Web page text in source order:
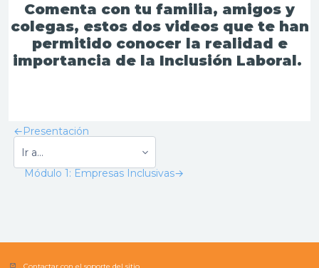
Comenta con tu familia, amigos y
colegas, estos dos videos que te han
permitido conocer la realidad e
importancia de la Inclusión Laboral.
← Presentación
→
Módulo 1: Empresas Inclusivas